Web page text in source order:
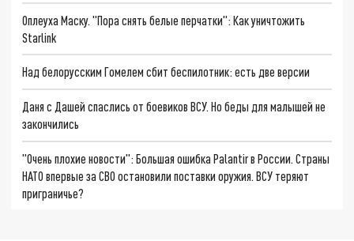
Оплеуха Маску. "Пора снять белые перчатки": Как уничтожить
Starlink
Над белорусским Гомелем сбит беспилотник: есть две версии
Даня с Дашей спаслись от боевиков ВСУ. Но беды для малышей не
закончились
"Очень плохие новости": Большая ошибка Palantir в России. Страны
НАТО впервые за СВО остановили поставки оружия. ВСУ теряют
приграничье?